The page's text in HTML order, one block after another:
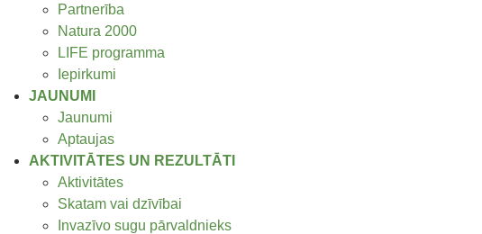
Partnerība
Natura 2000
LIFE programma
Iepirkumi
JAUNUMI
Jaunumi
Aptaujas
AKTIVITĀTES UN REZULTĀTI
Aktivitātes
Skatam vai dzīvībai
Invazīvo sugu pārvaldnieks